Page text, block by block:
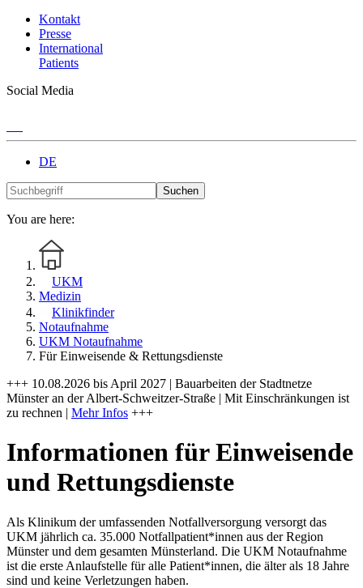
Kontakt
Presse
International
Patients
Social Media
DE
Suchen
You are here:
UKM
Medizin
Klinikfinder
Notaufnahme
UKM Notaufnahme
Für Einweisende & Rettungsdienste
+++ 10.08.2026 bis April 2027 | Bauarbeiten der Stadtnetze
Münster an der Albert-Schweitzer-Straße | Mit Einschränkungen ist
zu rechnen | Mehr Infos +++
Informationen für Einweisende
und Rettungsdienste
Als Klinikum der umfassenden Notfallversorgung versorgt das
UKM jährlich ca. 35.000 Notfallpatient*innen aus der Region
Münster und dem gesamten Münsterland. Die UKM Notaufnahme
ist die erste Anlaufstelle für alle Patient*innen, die älter als 18 Jahre
sind und keine Verletzungen haben.